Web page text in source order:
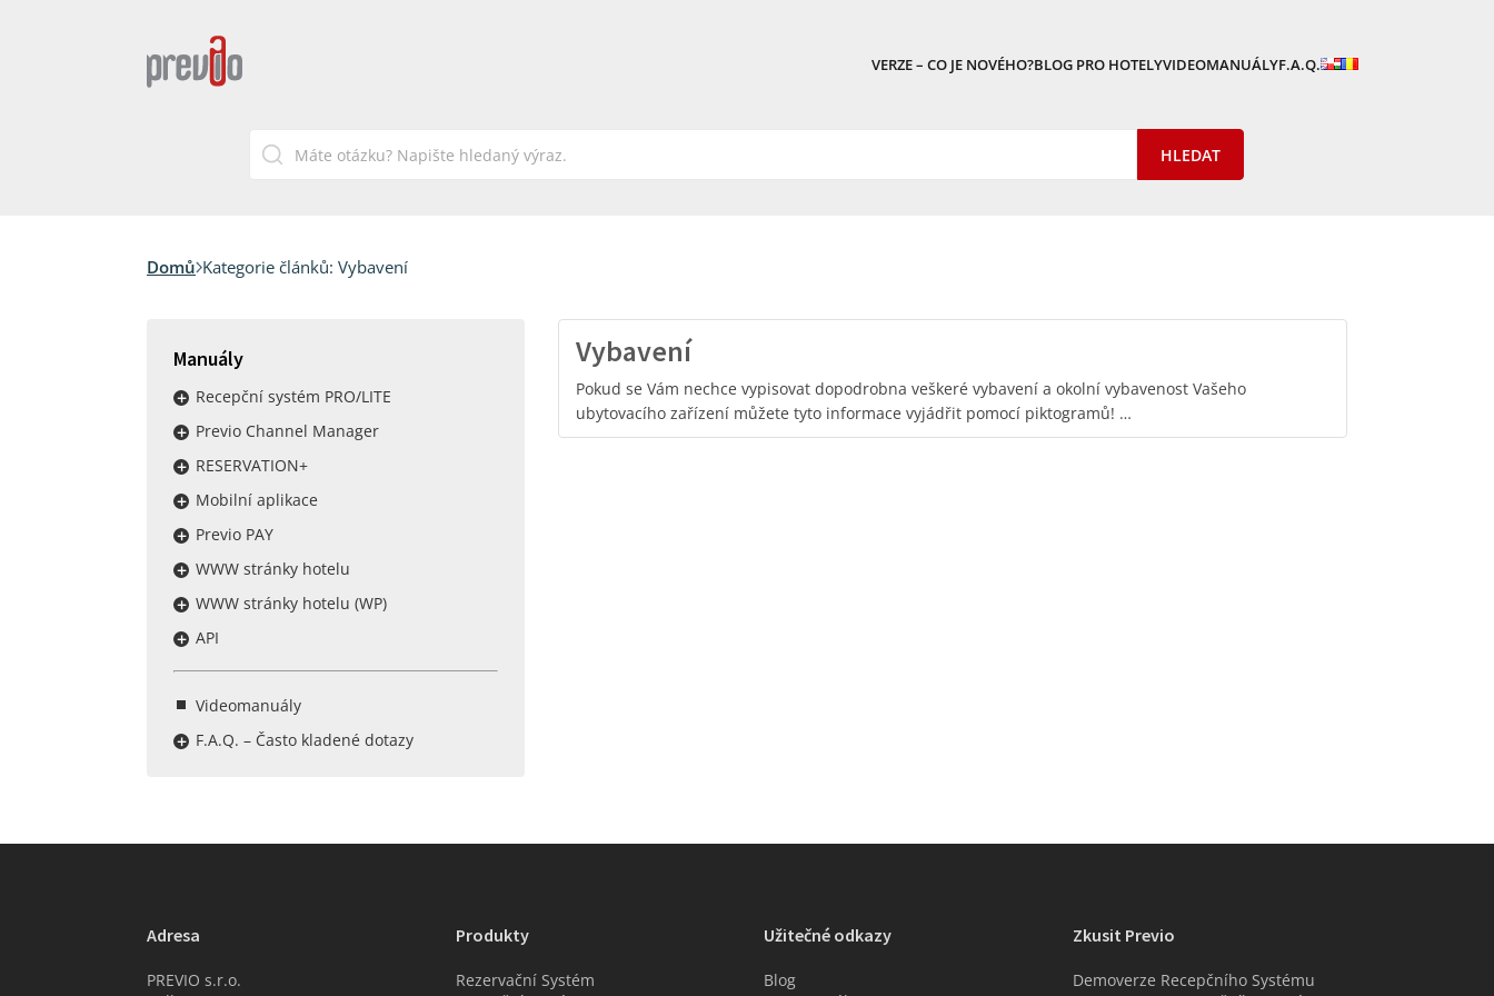
VERZE – CO JE NOVÉHO?BLOG PRO HOTELYVIDEOMANUÁLYF.A.Q.
Domů Kategorie článků: Vybavení
Manuály
Recepční systém PRO/LITE
Previo Channel Manager
RESERVATION+
Mobilní aplikace
Previo PAY
WWW stránky hotelu
WWW stránky hotelu (WP)
API
Videomanuály
F.A.Q. – Často kladené dotazy
Vybavení
Pokud se Vám nechce vypisovat dopodrobna veškeré vybavení a okolní vybavenost Vašeho
ubytovacího zařízení můžete tyto informace vyjádřit pomocí piktogramů! …
Adresa
PREVIO s.r.o.
Produkty
Rezervační Systém
Užitečné odkazy
Blog
Zkusit Previo
Demoverze Recepčního Systému